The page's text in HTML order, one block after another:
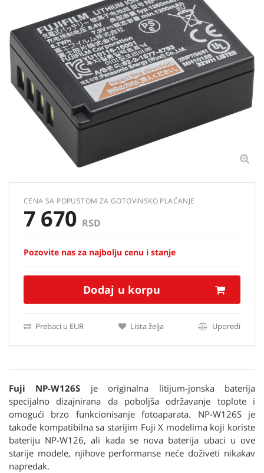
CENA SA POPUSTOM ZA GOTOVINSKO PLAĆANJE
7 670 RSD
Pozovite nas za najbolju cenu i stanje
Dodaj u korpu
Prebaci u EUR Lista želja Uporedi
Fuji NP-W126S je originalna litijum-jonska baterija
specijalno dizajnirana da poboljša održavanje toplote i
omogući brzo funkcionisanje fotoaparata. NP-W126S je
takođe kompatibilna sa starijim Fuji X modelima koji koriste
bateriju NP-W126, ali kada se nova baterija ubaci u ove
starije modele, njihove performanse neće doživeti nikakav
napredak.